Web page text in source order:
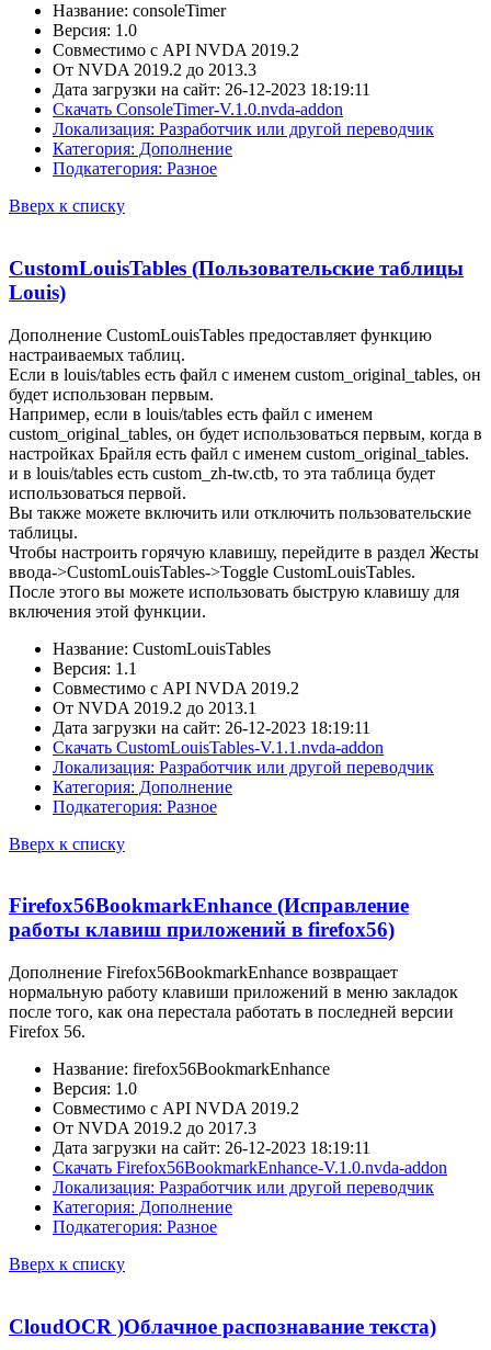
Название: consoleTimer
Версия: 1.0
Совместимо с API NVDA 2019.2
От NVDA 2019.2 до 2013.3
Дата загрузки на сайт: 26-12-2023 18:19:11
Скачать ConsoleTimer-V.1.0.nvda-addon
Локализация: Разработчик или другой переводчик
Категория: Дополнение
Подкатегория: Разное
Вверх к списку
CustomLouisTables (Пользовательские таблицы
Louis)
Дополнение CustomLouisTables предоставляет функцию
настраиваемых таблиц.
Если в louis/tables есть файл с именем custom_original_tables, он
будет использован первым.
Например, если в louis/tables есть файл с именем
custom_original_tables, он будет использоваться первым, когда в
настройках Брайля есть файл с именем custom_original_tables.
и в louis/tables есть custom_zh-tw.ctb, то эта таблица будет
использоваться первой.
Вы также можете включить или отключить пользовательские
таблицы.
Чтобы настроить горячую клавишу, перейдите в раздел Жесты
ввода->CustomLouisTables->Toggle CustomLouisTables.
После этого вы можете использовать быструю клавишу для
включения этой функции.
Название: CustomLouisTables
Версия: 1.1
Совместимо с API NVDA 2019.2
От NVDA 2019.2 до 2013.1
Дата загрузки на сайт: 26-12-2023 18:19:11
Скачать CustomLouisTables-V.1.1.nvda-addon
Локализация: Разработчик или другой переводчик
Категория: Дополнение
Подкатегория: Разное
Вверх к списку
Firefox56BookmarkEnhance (Исправление
работы клавиш приложений в firefox56)
Дополнение Firefox56BookmarkEnhance возвращает
нормальную работу клавиши приложений в меню закладок
после того, как она перестала работать в последней версии
Firefox 56.
Название: firefox56BookmarkEnhance
Версия: 1.0
Совместимо с API NVDA 2019.2
От NVDA 2019.2 до 2017.3
Дата загрузки на сайт: 26-12-2023 18:19:11
Скачать Firefox56BookmarkEnhance-V.1.0.nvda-addon
Локализация: Разработчик или другой переводчик
Категория: Дополнение
Подкатегория: Разное
Вверх к списку
CloudOCR )Облачное распознавание текста)